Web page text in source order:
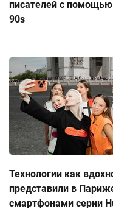
писателей с
90s
Технологии как
представили в
смартфонами серии